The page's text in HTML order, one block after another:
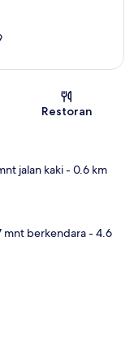
Restoran
jalan kaki- 0.6 km
mnt berkendara- 4.6